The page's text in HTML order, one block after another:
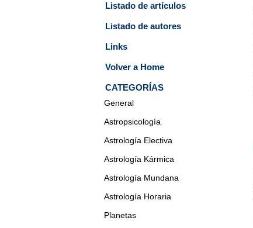
Listado de artículos
Listado de autores
Links
Volver a Home
CATEGORÍAS
General
Astropsicología
Astrología Electiva
Astrología Kármica
Astrología Mundana
Astrología Horaria
Planetas